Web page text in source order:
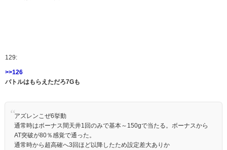
129:
>>126
バトルはもらえただろ7Gも
アズレンこぜ6挙動
通常時はボーナス間天井1回のみで基本～150gで当たる。ボーナスから
AT突破が80％感覚で通った。
通常時から超高確へ3回ほど以降したため設定差大ありか